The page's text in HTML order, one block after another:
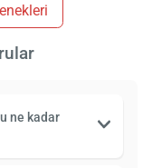
ne kadar